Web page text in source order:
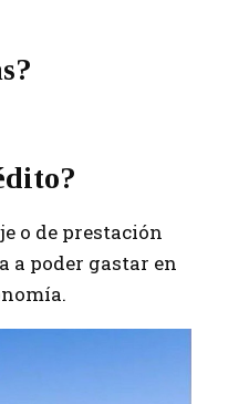
o de prestación
a poder gastar en